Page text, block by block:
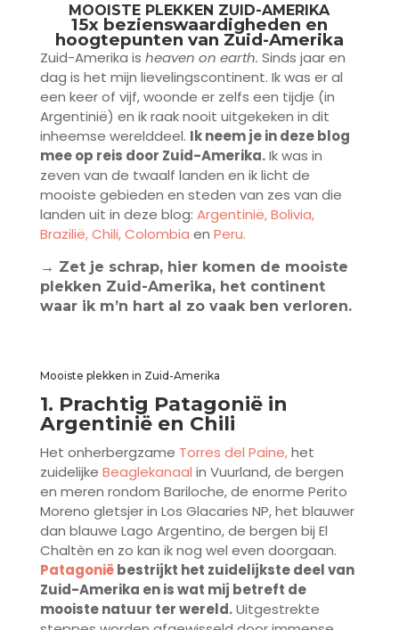
MOOISTE PLEKKEN ZUID-AMERIKA
15x bezienswaardigheden en
hoogtepunten van Zuid-Amerika
Zuid-Amerika is heaven on earth. Sinds jaar en
dag is het mijn lievelingscontinent. Ik was er al
een keer of vijf, woonde er zelfs een tijdje (in
Argentinië) en ik raak nooit uitgekeken in dit
inheemse werelddeel. Ik neem je in deze blog
mee op reis door Zuid-Amerika.Ik was in
zeven van de twaalf landen en ik licht de
mooiste gebieden en steden van zes van die
landen uit in deze blog: Argentinië, Bolivia,
Brazilië, Chili, Colombia en Peru.
→ Zet je schrap, hier komen de mooiste
plekken Zuid-Amerika, het continent
waar ik m’n hart al zo vaak ben verloren.
Mooiste plekken in Zuid-Amerika
1. Prachtig Patagonië in
Argentinië en Chili
Het onherbergzame Torres del Paine,het
zuidelijke Beaglekanaal in Vuurland, de bergen
en meren rondom Bariloche, de enorme Perito
Moreno gletsjer in Los Glacaries NP, het blauwer
dan blauwe Lago Argentino, de bergen bij El
Chaltèn en zo kan ik nog wel even doorgaan.
Patagonië bestrijkt het zuidelijkste deel van
Zuid-Amerika en is wat mij betreft de
mooiste natuur ter wereld.Uitgestrekte